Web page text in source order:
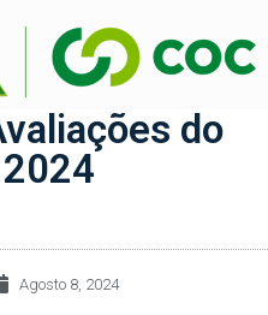
do
Agosto 8, 2024